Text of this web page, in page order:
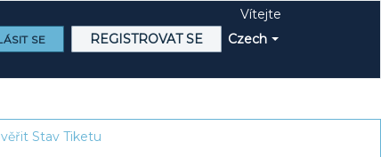
Czech
Vítejte
SE REGISTROVAT SE
Stav Tiketu